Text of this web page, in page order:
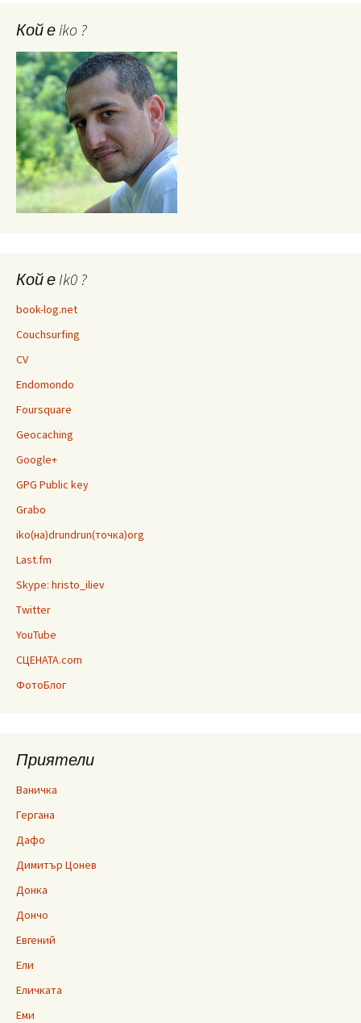
Кой е iko ?
Кой е Ik0 ?
book-log.net
Couchsurfing
CV
Endomondo
Foursquare
Geocaching
Google+
GPG Public key
Grabo
iko(на)drundrun(точка)org
Last.fm
Skype: hristo_iliev
Twitter
YouTube
СЦЕНАТА.com
ФотоБлог
Приятели
Ваничка
Гергана
Дафо
Димитър Цонев
Донка
Дончо
Евгений
Ели
Еличката
Еми